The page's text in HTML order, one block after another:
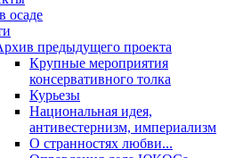
осаде
предыдущего проекта
Крупные мероприятия
консервативного толка
Курьезы
Национальная идея,
антивестернизм, империализм
О странностях любви...